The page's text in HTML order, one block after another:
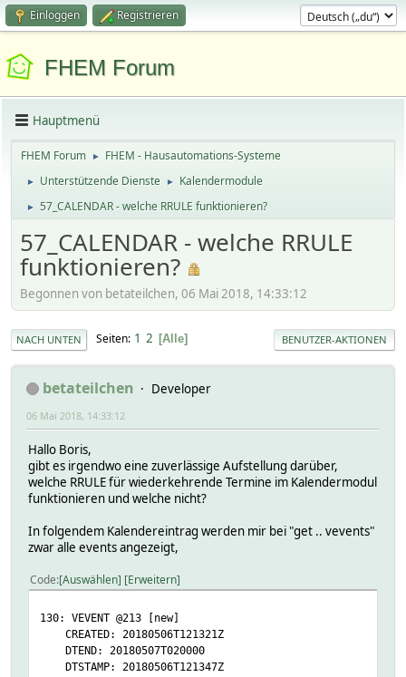
Einloggen Registrieren
FHEM Forum
Hauptmenü
FHEM Forum ► FHEM - Hausautomations-Systeme
► Unterstützende Dienste ► Kalendermodule
► 57_CALENDAR - welche RRULE funktionieren?
57_CALENDAR - welche RRULE
funktionieren?
Begonnen von betateilchen, 06 Mai 2018, 14:33:12
NACH UNTEN Seiten 1 2 Alle BENUTZER-AKTIONEN
betateilchen Developer
06 Mai 2018, 14:33:12
Hallo Boris,
gibt es irgendwo eine zuverlässige Aufstellung darüber,
welche RRULE für wiederkehrende Termine im Kalendermodul
funktionieren und welche nicht?
In folgendem Kalendereintrag werden mir bei "get .. vevents"
zwar alle events angezeigt,
Code Auswählen Erweitern
130: VEVENT @213 [new]
CREATED: 20180506T121321Z
DTEND: 20180507T020000
DTSTAMP: 20180506T121347Z